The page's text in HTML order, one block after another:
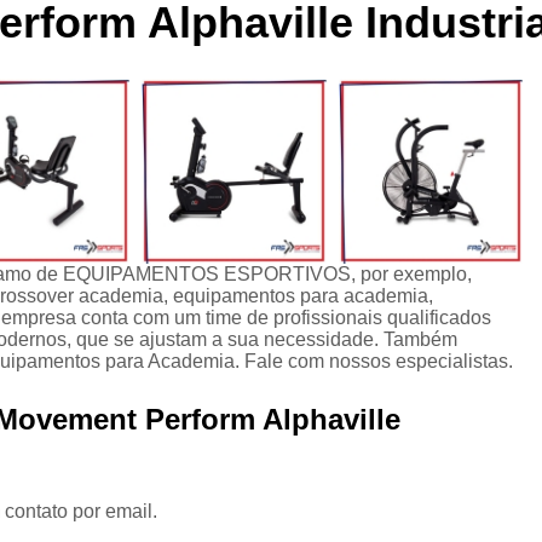
Movement Lxu
Bicicleta Movement Perform
Academia
Crossover Angulado
Crossover para Musculação
Crossover Profissional para
Crossover Treinamento Funcional
Equipamento Crossover
Elíptico de Academia
Aparelho Elíptico Gt e
Elíptico da Movement
Elíptico Movement Elíptico
Elíptico Movement Lx140
Elíptico Movement Perform
Equipamento para Academia
Equipamento
Equipamentos para Academia de Condomínio
Equipamentos para Academia Musculação
Alphaville
de EQUIPAMENTOS ESPORTIVOS, por exemplo,
academia, equipamentos para academia,
conta com um time de profissionais qualificados
que se ajustam a sua necessidade. Também
para Academia. Fale com nossos especialistas.
Perform Alphaville
por email.